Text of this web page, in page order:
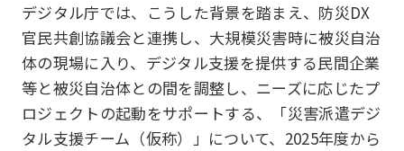
デジタル庁では、こうした背景を踏まえ、防災DX
官民共創協議会と連携し、大規模災害時に被災自治
体の現場に入り、デジタル支援を提供する民間企業
等と被災自治体との間を調整し、ニーズに応じたプ
ロジェクトの起動をサポートする、「災害派遣デジ
タル支援チーム（仮称）」について、2025年度から